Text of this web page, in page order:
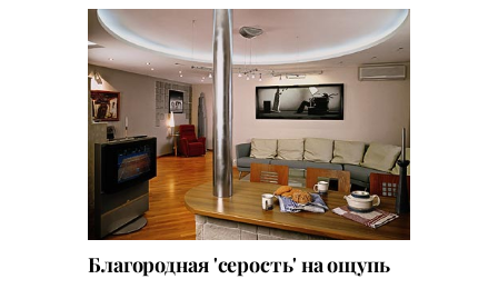
Благородная 'серость' на ощупь